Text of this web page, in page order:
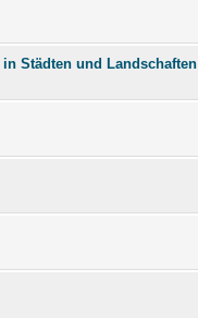
Städten und Landschaften